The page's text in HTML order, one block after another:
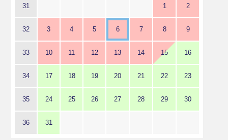
31 1 2
32 3 4 5 6 7 8 9
33 10 11 12 13 14 15 16
34 17 18 19 20 21 22 23
35 24 25 26 27 28 29 30
36 31